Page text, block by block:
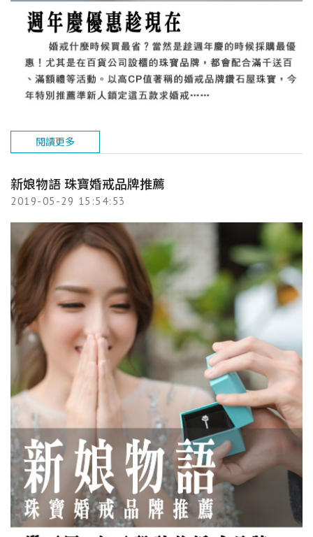
閱讀更多
新娘物語 珠寶婚戒品牌推薦
2019-05-29 15:54:53